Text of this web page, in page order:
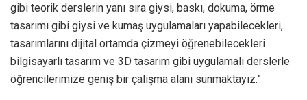
gibi teorik derslerin yanı sıra giysi, baskı, dokuma, örme
tasarımı gibi giysi ve kumaş uygulamaları yapabilecekleri,
tasarımlarını dijital ortamda çizmeyi öğrenebilecekleri
bilgisayarlı tasarım ve 3D tasarım gibi uygulamalı derslerle
öğrencilerimize geniş bir çalışma alanı sunmaktayız.”